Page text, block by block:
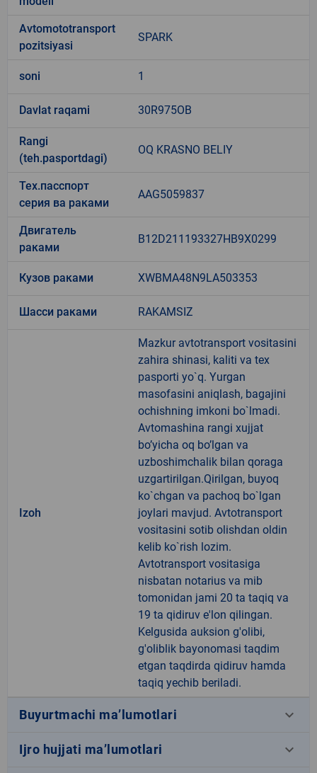
Avtomototransport
pozitsiyasi
SPARK
soni 1
Davlat raqami 30R975OB
Rangi
(teh.pasportdagi)
OQ KRASNO BELIY
Тех.пасспорт
серия ва раками
AAG5059837
Двигатель
раками
B12D211193327HB9X0299
Кузов раками XWBMA48N9LA503353
Шасси раками RAKAMSIZ
Izoh
Mazkur avtotransport vositasini
zahira shinasi, kaliti va tex
pasporti yo`q. Yurgan
masofasini aniqlash, bagajini
ochishning imkoni bo`lmadi.
Avtomashina rangi xujjat
bo’yicha oq bo’lgan va
uzboshimchalik bilan qoraga
uzgartirilgan.Qirilgan, buyoq
ko`chgan va pachoq bo`lgan
joylari mavjud. Avtotransport
vositasini sotib olishdan oldin
kelib ko`rish lozim.
Avtotransport vositasiga
nisbatan notarius va mib
tomonidan jami 20 ta taqiq va
19 ta qidiruv e'lon qilingan.
Kelgusida auksion g'olibi,
g'oliblik bayonomasi taqdim
etgan taqdirda qidiruv hamda
taqiq yechib beriladi.
Buyurtmachi ma’lumotlari keyboard_arrow_down
Ijro hujjati ma’lumotlari keyboard_arrow_down